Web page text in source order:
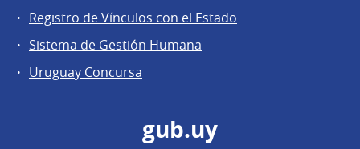
Registro de Vínculos con el Estado
Sistema de Gestión Humana
Uruguay Concursa
gub.uy